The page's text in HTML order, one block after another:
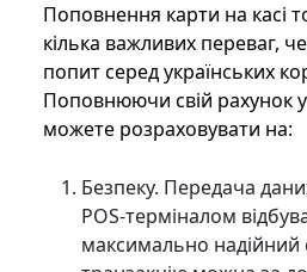
Поповнення карти на касі
кілька важливих переваг,
попит серед українських
Поповнюючи свій рахунок у
можете розраховувати на:
Безпеку. Передача
POS-терміналом
максимально надійний